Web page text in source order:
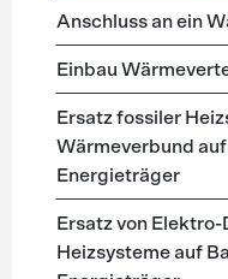
Förderprogramme
Anschluss an ein
Einbau
Ersatz fossiler
Wärmeverbund
Energieträger
Ersatz von
Heizsysteme auf